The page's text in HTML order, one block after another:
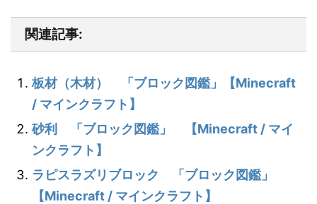
関連記事:
板材（木材） 「ブロック図鑑」【Minecraft
/ マインクラフト】
砂利 「ブロック図鑑」 【Minecraft / マイ
ンクラフト】
ラピスラズリブロック 「ブロック図鑑」
【Minecraft / マインクラフト】